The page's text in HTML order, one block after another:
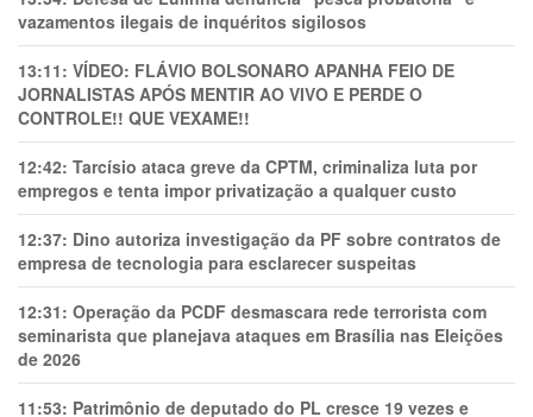
vazamentos ilegais de inquéritos sigilosos
13:11: VÍDEO: FLÁVIO BOLSONARO APANHA FEIO DE
JORNALISTAS APÓS MENTIR AO VIVO E PERDE O
CONTROLE!! QUE VEXAME!!
12:42: Tarcísio ataca greve da CPTM, criminaliza luta por
empregos e tenta impor privatização a qualquer custo
12:37: Dino autoriza investigação da PF sobre contratos de
empresa de tecnologia para esclarecer suspeitas
12:31: Operação da PCDF desmascara rede terrorista com
seminarista que planejava ataques em Brasília nas Eleições
de 2026
11:53: Patrimônio de deputado do PL cresce 19 vezes e